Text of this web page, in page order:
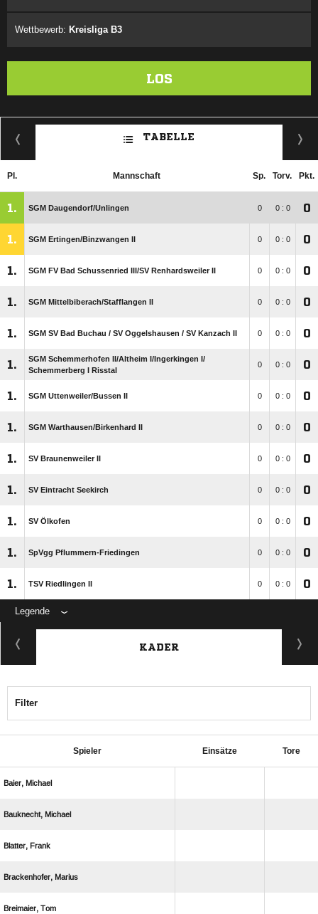
Wettbewerb: Kreisliga B3
LOS
TABELLE
Pl. Mannschaft Sp. Torv. Pkt.
1. SGM Daugendorf/​Unlingen 0 0 : 0 0
1. SGM Ertingen/​Binzwangen II 0 0 : 0 0
1. SGM FV Bad Schussenried III/​SV Renhardsweiler II 0 0 : 0 0
1. SGM Mittelbiberach/​Stafflangen II 0 0 : 0 0
1. SGM SV Bad Buchau /​ SV Oggelshausen /​ SV Kanzach II 0 0 : 0 0
1.
SGM Schemmerhofen II/​Altheim I/​Ingerkingen I/​
Schemmerberg I Risstal
0 0 : 0 0
1. SGM Uttenweiler/​Bussen II 0 0 : 0 0
1. SGM Warthausen/​Birkenhard II 0 0 : 0 0
1. SV Braunenweiler II 0 0 : 0 0
1. SV Eintracht Seekirch 0 0 : 0 0
1. SV Ölkofen 0 0 : 0 0
1. SpVgg Pflummern-Friedingen 0 0 : 0 0
1. TSV Riedlingen II 0 0 : 0 0
Legende
KADER
Filter
Spieler Einsätze Tore
 
 
 
 
 